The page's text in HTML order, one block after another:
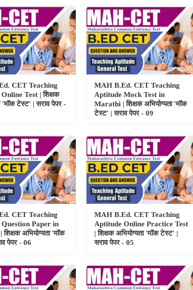
CET Teaching
Test | शिक्षक
'मॉक टेस्ट' | सराव पेपर -
MAH B.Ed. CET Teaching
Aptitude Mock Test in
Marathi | शिक्षक अभियोग्यता 'मॉक
टेस्ट' | सराव पेपर - 09
CET Teaching
Paper in
अभियोग्यता 'मॉक
पेपर - 06
MAH B.Ed. CET Teaching
Aptitude Online Practice Test
| शिक्षक अभियोग्यता 'मॉक टेस्ट' |
सराव पेपर - 05